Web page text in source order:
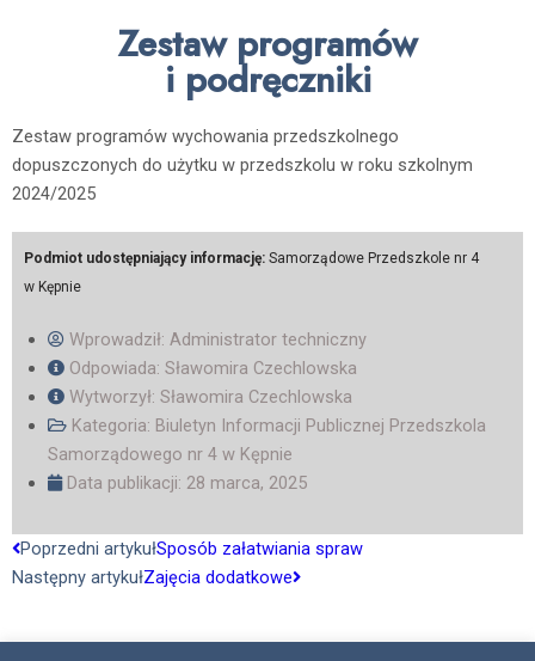
Zestaw programów
i podręczniki
Zestaw programów wychowania przedszkolnego
dopuszczonych do użytku w przedszkolu w roku szkolnym
2024/2025
Podmiot udostępniający informację: Samorządowe Przedszkole nr 4
w Kępnie
Wprowadził: Administrator techniczny
Odpowiada: Sławomira Czechlowska
Wytworzył: Sławomira Czechlowska
Kategoria: Biuletyn Informacji Publicznej Przedszkola
Samorządowego nr 4 w Kępnie
Data publikacji: 28 marca, 2025
Prev
Poprzedni artykułSposób załatwiania spraw
Następny artykułZajęcia dodatkowe
Next